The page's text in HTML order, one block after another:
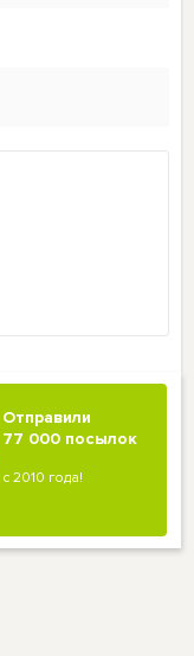
Отправили
77 000 посылок
с 2010 года!